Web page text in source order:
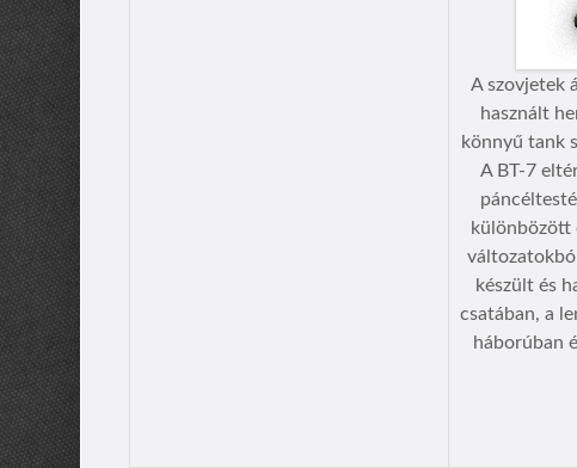
A szovjetek
használt
könnyű tank
A BT-7
különbözött
készült és
csatában, a
háborúban